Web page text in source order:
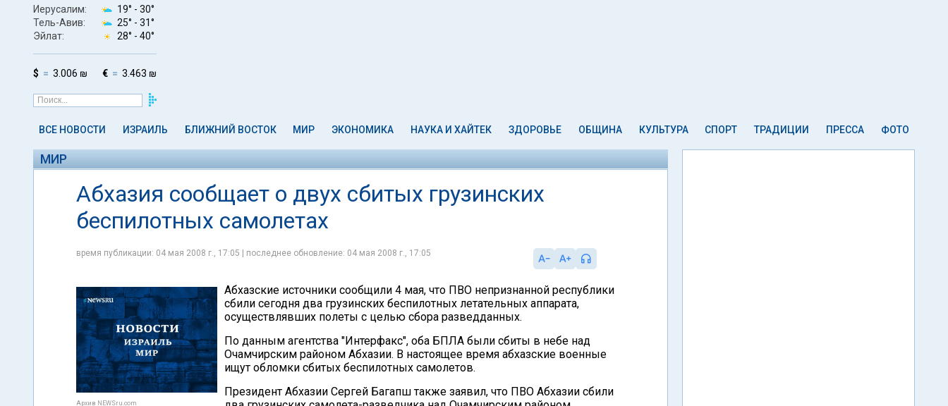
Иерусалим: 19° - 30°
Тель-Авив:
25° - 31°
Эйлат:
28° - 40°
$ 3.006 ₪ € 3.463 ₪
ВСЕ НОВОСТИ ИЗРАИЛЬ БЛИЖНИЙ ВОСТОК МИР ЭКОНОМИКА НАУКА И ХАЙТЕК ЗДОРОВЬЕ ОБЩИНА КУЛЬТУРА СПОРТ ТРАДИЦИИ ПРЕССА ФОТО
МИР
Абхазия сообщает о двух сбитых грузинских
беспилотных самолетах
время публикации: 04 мая 2008 г., 17:05 | последнее обновление: 04 мая 2008 г., 17:05
Архив NEWSru.com
Абхазские источники сообщили 4 мая, что ПВО непризнанной республики
сбили сегодня два грузинских беспилотных летательных аппарата,
осуществлявших полеты с целью сбора разведданных.
По данным агентства "Интерфакс", оба БПЛА были сбиты в небе над
Очамчирским районом Абхазии. В настоящее время абхазские военные
ищут обломки сбитых беспилотных самолетов.
Президент Абхазии Сергей Багапш также заявил, что ПВО Абхазии сбили